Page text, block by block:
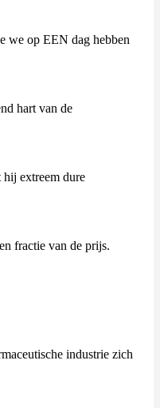
we op EEN dag hebben
hart van de
extreem dure
fractie van de prijs.
industrie zich